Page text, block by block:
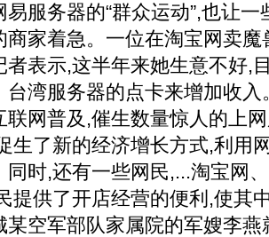
服务器的“群众运动”,也让
商家着急。一位在淘宝网卖
者表示,这半年来她生意不好,
台湾服务器的点卡来增加收
联网普及,催生数量惊人的上
生了新的经济增长方式,利用
同时,还有一些网民,...淘宝网
提供了开店经营的便利,使其
某空军部队家属院的军嫂李